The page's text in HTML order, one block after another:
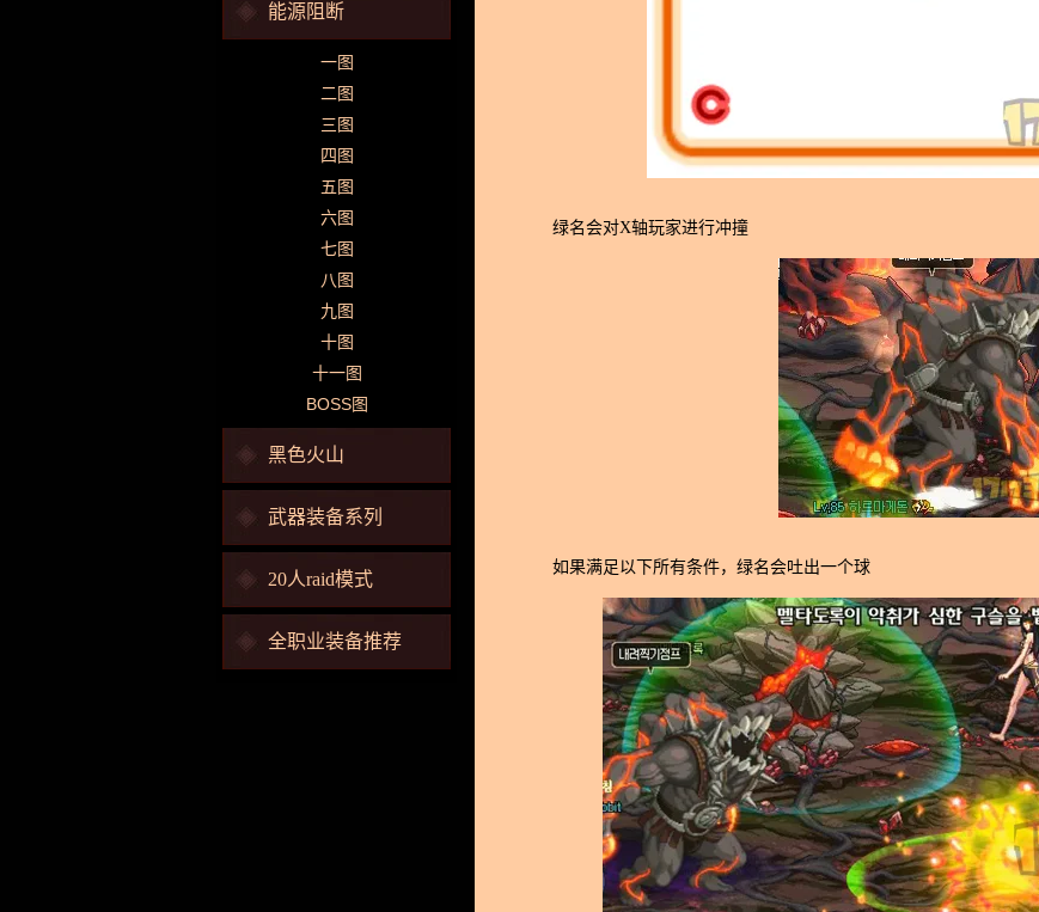
能源阻断
一图
二图
三图
四图
五图
六图
七图
八图
九图
十图
十一图
BOSS图
黑色火山
武器装备系列
20人raid模式
全职业装备推荐
绿名会对X轴玩家进行冲撞
如果满足以下所有条件，绿名会吐出一个球